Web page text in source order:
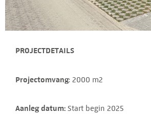
PROJECTDETAILS
Projectomvang: 2000 m2
Aanleg datum: Start begin 2025